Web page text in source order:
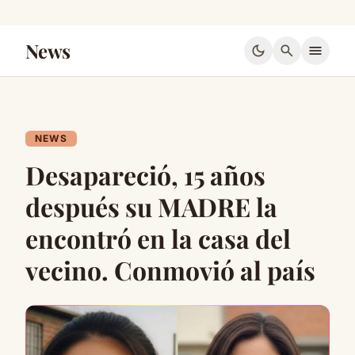
News dark_mode search menu
NEWS
Desapareció, 15 años
después su MADRE la
encontró en la casa del
vecino. Conmovió al país